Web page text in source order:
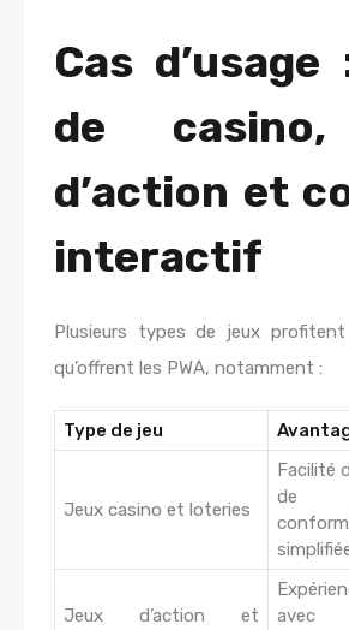
Cas
de
d’action et
interactif
Plusieurs types de jeux
qu’offrent les PWA, notamment :
Type de jeu
Jeux casino et loteries
Facilité
de
Jeux d’action et
avec